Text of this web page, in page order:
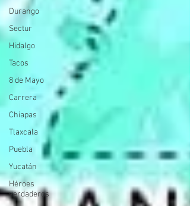
Durango
Sectur
Hidalgo
Tacos
8 de Mayo
Carrera
Chiapas
Tlaxcala
Puebla
Yucatán
Héroes
verdaderos